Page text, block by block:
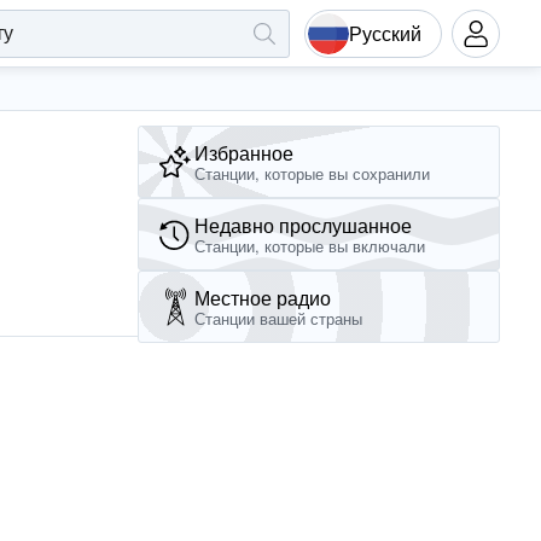
Русский
Избранное
Станции, которые вы сохранили
Недавно прослушанное
Станции, которые вы включали
Местное радио
Станции вашей страны